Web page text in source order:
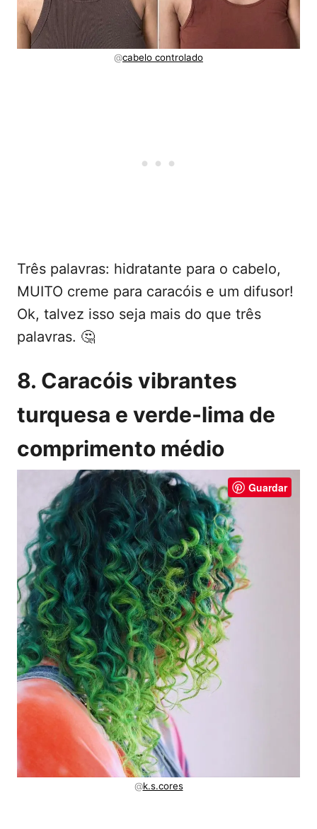
@cabelo controlado
Três palavras: hidratante para o cabelo,
MUITO creme para caracóis e um difusor!
Ok, talvez isso seja mais do que três
palavras. 🤔
8. Caracóis vibrantes
turquesa e verde-lima de
comprimento médio
Guardar
@k.s.cores